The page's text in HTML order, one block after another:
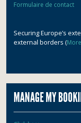
Formulaire de contact
Securing Europe’s
external borders (
MANAGE MY